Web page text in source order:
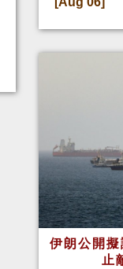
伊朗公開
止